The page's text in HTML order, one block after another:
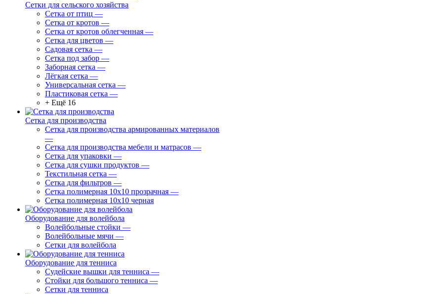
Сетки для сельского хозяйства
Сетка от птиц —
Сетка от кротов —
Сетка от кротов облегченная —
Сетка для цветов —
Садовая сетка —
Сетка под забор —
Заборная сетка —
Лёгкая сетка —
Универсальная сетка —
Пластиковая сетка —
+ Ещё 16
Сетка для производства
Сетка для производства армированных материалов
—
Сетка для производства мебели и матрасов —
Сетка для упаковки —
Сетка для сушки продуктов —
Текстильная сетка —
Сетка для фильтров —
Сетка полимерная 10х10 прозрачная —
Сетка полимерная 10х10 черная
Оборудование для волейбола
Волейбольные стойки —
Волейбольные мячи —
Сетки для волейбола
Оборудование для тенниса
Судейские вышки для тенниса —
Стойки для большого тенниса —
Сетки для тенниса